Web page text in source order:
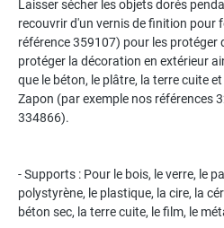
Laisser sécher les objets dorés
recouvrir d'un vernis de finition pour
référence 359107) pour les protéger
protéger la décoration en extérieur
que le béton, le plâtre, la terre cuite
Zapon (par exemple nos références
334866).
- Supports : Pour le bois, le verre, le
polystyrène, le plastique, la cire, la
béton sec, la terre cuite, le film, le